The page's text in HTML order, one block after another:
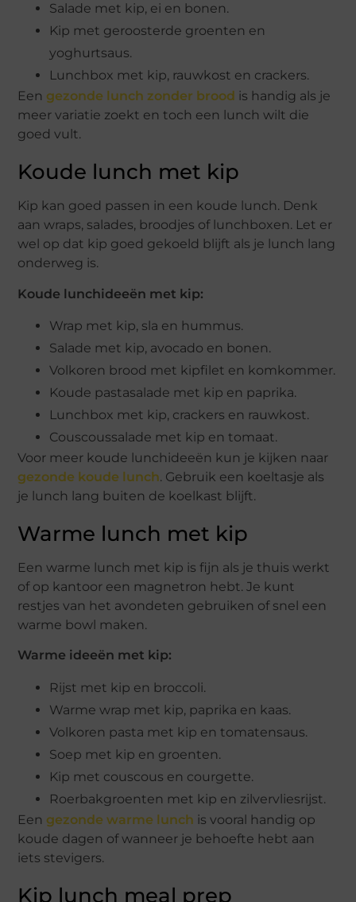
Salade met kip, ei en bonen.
Kip met geroosterde groenten en
yoghurtsaus.
Lunchbox met kip, rauwkost en crackers.
Een gezonde lunch zonder brood is handig als je
meer variatie zoekt en toch een lunch wilt die
goed vult.
Koude lunch met kip
Kip kan goed passen in een koude lunch. Denk
aan wraps, salades, broodjes of lunchboxen. Let er
wel op dat kip goed gekoeld blijft als je lunch lang
onderweg is.
Koude lunchideeën met kip:
Wrap met kip, sla en hummus.
Salade met kip, avocado en bonen.
Volkoren brood met kipfilet en komkommer.
Koude pastasalade met kip en paprika.
Lunchbox met kip, crackers en rauwkost.
Couscoussalade met kip en tomaat.
Voor meer koude lunchideeën kun je kijken naar
gezonde koude lunch. Gebruik een koeltasje als
je lunch lang buiten de koelkast blijft.
Warme lunch met kip
Een warme lunch met kip is fijn als je thuis werkt
of op kantoor een magnetron hebt. Je kunt
restjes van het avondeten gebruiken of snel een
warme bowl maken.
Warme ideeën met kip:
Rijst met kip en broccoli.
Warme wrap met kip, paprika en kaas.
Volkoren pasta met kip en tomatensaus.
Soep met kip en groenten.
Kip met couscous en courgette.
Roerbakgroenten met kip en zilvervliesrijst.
Een gezonde warme lunch is vooral handig op
koude dagen of wanneer je behoefte hebt aan
iets stevigers.
Kip lunch meal prep